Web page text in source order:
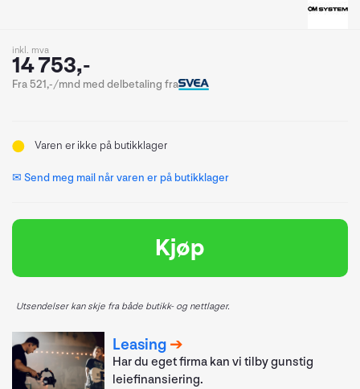
inkl. mva
14 753,-
Fra 521,-/mnd med delbetaling fra
Varen er ikke på butikklager
✉ Send meg mail når varen er på butikklager
Kjøp
Utsendelser kan skje fra både butikk- og nettlager.
Leasing
Har du eget firma kan vi tilby gunstig
leiefinansiering.